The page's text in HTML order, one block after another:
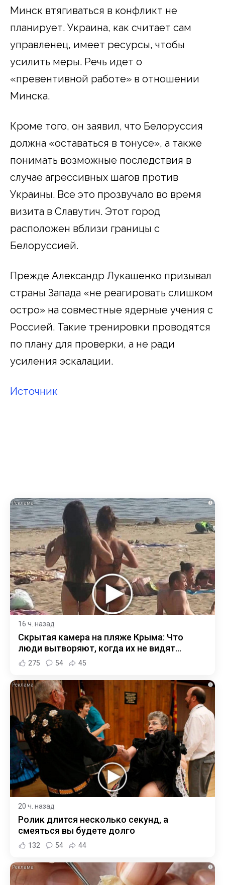
Минск втягиваться в конфликт не
планирует. Украина, как считает сам
управленец, имеет ресурсы, чтобы
усилить меры. Речь идет о
«превентивной работе» в отношении
Минска.
Кроме того, он заявил, что Белоруссия
должна «оставаться в тонусе», а также
понимать возможные последствия в
случае агрессивных шагов против
Украины. Все это прозвучало во время
визита в Славутич. Этот город
расположен вблизи границы с
Белоруссией.
Прежде Александр Лукашенко призывал
страны Запада «не реагировать слишком
остро» на совместные ядерные учения с
Россией. Такие тренировки проводятся
по плану для проверки, а не ради
усиления эскалации.
Источник
i
16 ч. назад
Скрытая камера на пляже Крыма: Что
люди вытворяют, когда их не видят...
275 54 45
i
20 ч. назад
Ролик длится несколько секунд, а
смеяться вы будете долго
132 54 44
i